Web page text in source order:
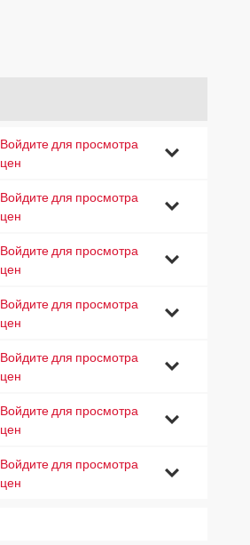
Войдите для просмотра
цен
Войдите для просмотра
цен
Войдите для просмотра
цен
Войдите для просмотра
цен
Войдите для просмотра
цен
Войдите для просмотра
цен
Войдите для просмотра
цен